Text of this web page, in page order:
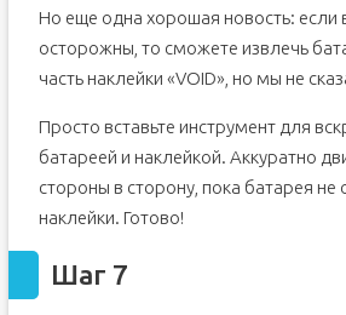
Но еще одна хорошая новость: если
осторожны, то сможете извлечь
часть наклейки «VOID», но мы не
Просто вставьте инструмент для
батареей и наклейкой. Аккуратно
стороны в сторону, пока батарея не
наклейки. Готово!
Шаг 7